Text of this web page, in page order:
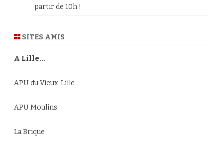
partir de 10h !
SITES AMIS
A Lille…
APU du Vieux-Lille
APU Moulins
La Brique